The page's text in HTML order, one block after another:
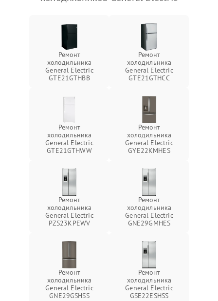
Ремонт
холодильника
General Electric
GTE21GTHBB
Ремонт
холодильника
General Electric
GTE21GTHCC
Ремонт
холодильника
General Electric
GTE21GTHWW
Ремонт
холодильника
General Electric
GYE22KMHES
Ремонт
холодильника
General Electric
PZS23KPEWV
Ремонт
холодильника
General Electric
GNE29GMHES
Ремонт
холодильника
General Electric
GNE29GSHSS
Ремонт
холодильника
General Electric
GSE22ESHSS